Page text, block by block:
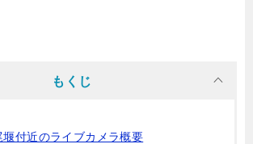
もくじ
付近のライブカメラ概要